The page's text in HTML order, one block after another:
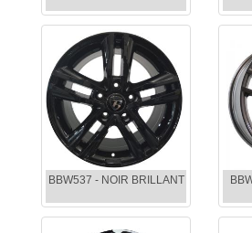
BBW537 - NOIR BRILLANT